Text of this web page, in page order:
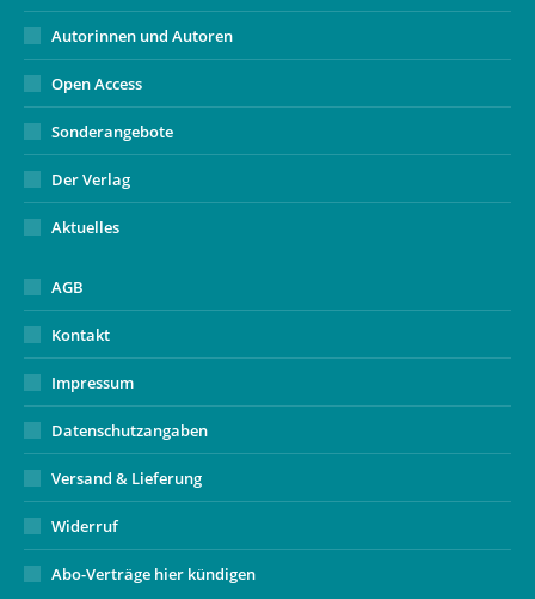
Autorinnen und Autoren
Open Access
Sonderangebote
Der Verlag
Aktuelles
AGB
Kontakt
Impressum
Datenschutzangaben
Versand & Lieferung
Widerruf
Abo-Verträge hier kündigen